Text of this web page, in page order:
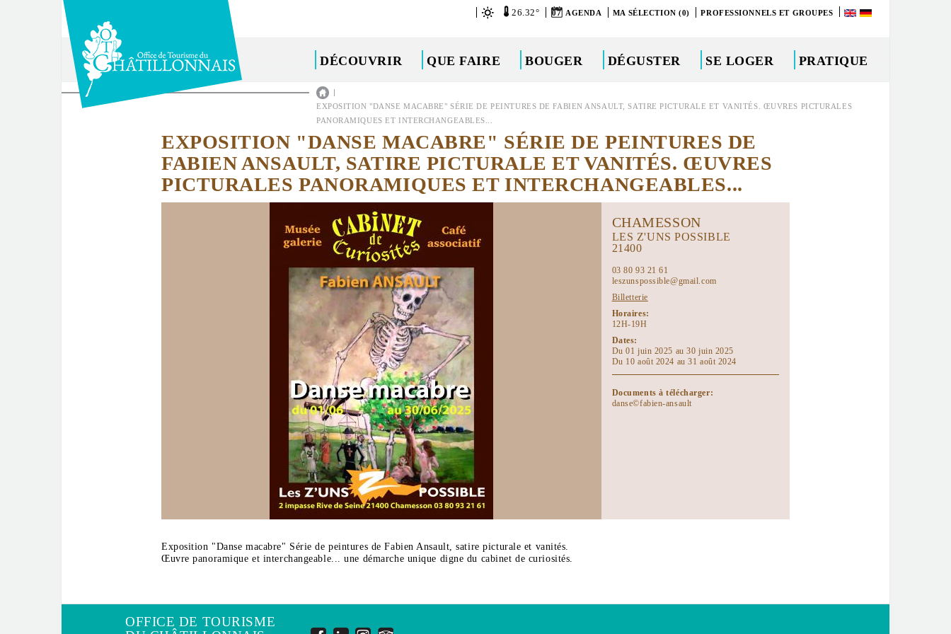
26.32° 07 AGENDA MA SÉLECTION (0) PROFESSIONNELS ET GROUPES
DÉCOUVRIR QUE FAIRE BOUGER DÉGUSTER SE LOGER PRATIQUE
Vous
|
EXPOSITION "DANSE MACABRE" SÉRIE DE PEINTURES DE FABIEN ANSAULT, SATIRE PICTURALE ET VANITÉS. ŒUVRES PICTURALES
PANORAMIQUES ET INTERCHANGEABLES...
EXPOSITION "DANSE MACABRE" SÉRIE DE PEINTURES DE
FABIEN ANSAULT, SATIRE PICTURALE ET VANITÉS. ŒUVRES
PICTURALES PANORAMIQUES ET INTERCHANGEABLES...
CHAMESSON
LES Z'UNS POSSIBLE
21400
03 80 93 21 61
leszunspossible@gmail.com
Billetterie
Horaires:
12H-19H
Dates:
Du 01 juin 2025 au 30 juin 2025
Du 10 août 2024 au 31 août 2024
Documents à télécharger:
danse©fabien-ansault
Exposition "Danse macabre" Série de peintures de Fabien Ansault, satire picturale et vanités.
Œuvre panoramique et interchangeable... une démarche unique digne du cabinet de curiosités.
OFFICE DE TOURISME